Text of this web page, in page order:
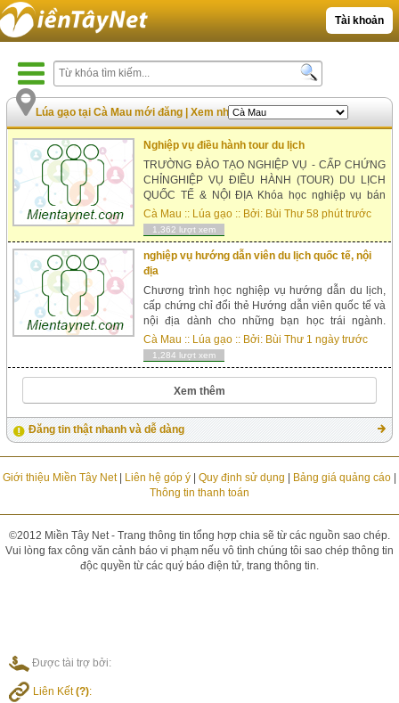
Tài khoản
Lúa gạo tại Cà Mau mới đăng |Xem nhiều nhất
Nghiệp vụ điều hành tour du lịch
TRƯỜNG ĐÀO TẠO NGHIỆP VỤ - CẤP CHỨNG
CHỈNGHIỆP VỤ ĐIỀU HÀNH (TOUR) DU LỊCH
QUỐC TẾ & NỘI ĐỊA Khóa học nghiệp vụ bán
và điều hành tour du lịch quốc tế & nội địa do
trường Cao đẳng nghề Văn Lang Hà Nội tổ chức
đào tạo và...
Cà Mau :: Lúa gạo :: Bởi: Bùi Thư 58 phút trước
1,362 lượt xem
nghiệp vụ hướng dẫn viên du lịch quốc tế, nội
địa
Chương trình học nghiệp vụ hướng dẫn du lịch,
cấp chứng chỉ đổi thẻ Hướng dẫn viên quốc tế và
nội địa dành cho những bạn học trái ngành.
Nhưng có mong muốn trở thành một người
hướng dẫn viên du lịch tài ba. Hoặc những bạn
đã,...
Cà Mau :: Lúa gạo :: Bởi: Bùi Thư 1 ngày trước
1,284 lượt xem
Xem thêm
Đăng tin thật nhanh và dễ dàng
Giới thiệu Miền Tây Net| Liên hệ góp ý| Quy định sử dụng Bảng giá quảng cáo|
Thông tin thanh toán
©2012 Miền Tây Net - Trang thông tin tổng hợp chia sẽ từ các nguồn sao chép.
Vui lòng fax công văn cảnh báo vi phạm nếu vô tình chúng tôi sao chép thông tin
độc quyền từ các quý báo điện tử, trang thông tin.
Được tài trợ bởi:
Liên Kết(?):